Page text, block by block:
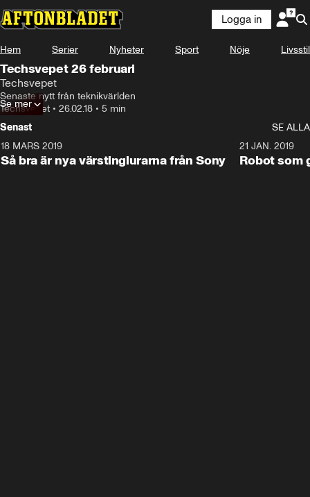
Logga in
Hem Serier Nyheter Sport Nöje Livsstil
Techsvepet 26 februari
Techsvepet
Senaste nytt från teknikvärlden
Techsvepet • 26.02.18 • 5 min
Se mer
Senast
SE ALLA
18 MARS 2019
Så bra är nya värstinglurarna från Sony
21 JAN. 2019
Robot som